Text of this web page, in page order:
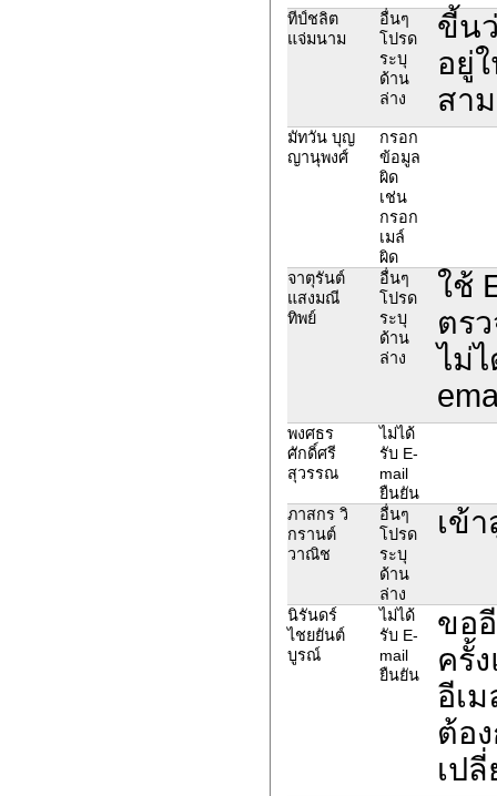
ทีป์ชลิต
แจ่มนาม
อื่นๆ
โปรด
ระบุ
ด้าน
ล่าง
ขี้น
อยู่
สา
มัทวัน บุญ
ญานุพงศ์
กรอก
ข้อมูล
ผิด
เช่น
กรอก
เมล์
ผิด
จาตุรันต์
แสงมณี
ทิพย์
อื่นๆ
โปรด
ระบุ
ด้าน
ล่าง
ใช้
ตร
ไม่
พงศธร
ศักดิ์ศรี
สุวรรณ
ไม่ได้
รับ E-
mail
ยืนยัน
ภาสกร วิ
กรานต์
วาณิช
อื่นๆ
โปรด
ระบุ
ด้าน
ล่าง
เข้
นิรันดร์
ไชยยันต์
บูรณ์
ไม่ได้
รับ E-
mail
ยืนยัน
ขอ
ครั้
อีเ
ต้อ
เป